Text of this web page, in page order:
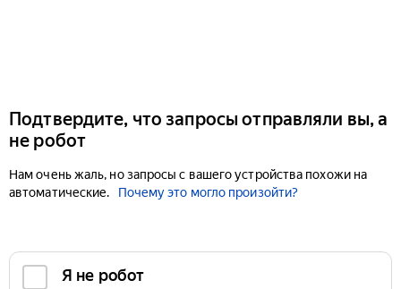
Подтвердите, что запросы отправляли вы, а
не робот
Нам очень жаль, но запросы с вашего устройства похожи на
автоматические.
Почему это могло произойти?